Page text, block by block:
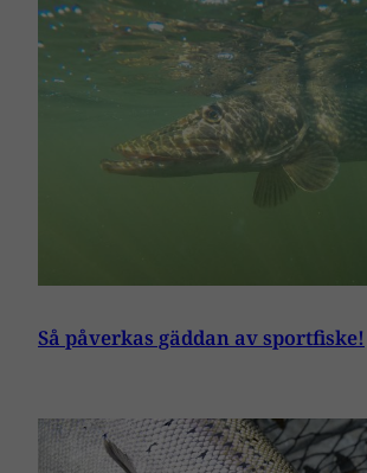
Så påverkas gäddan av sportfiske!